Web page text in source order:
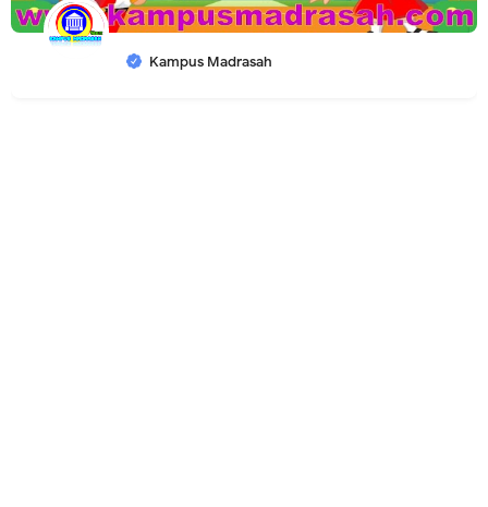
Kampus Madrasah